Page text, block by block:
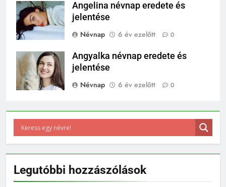
Angelina névnap eredete és
jelentése
Névnap
6 év ezelőtt 0
Angyalka névnap eredete és
jelentése
Névnap
6 év ezelőtt 0
Legutóbbi hozzászólások